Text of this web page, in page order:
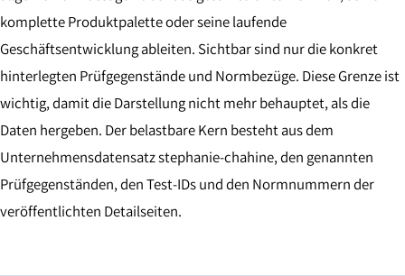
komplette Produktpalette oder seine laufende
Geschäftsentwicklung ableiten. Sichtbar sind nur die konkret
hinterlegten Prüfgegenstände und Normbezüge. Diese Grenze ist
wichtig, damit die Darstellung nicht mehr behauptet, als die
Daten hergeben. Der belastbare Kern besteht aus dem
Unternehmensdatensatz stephanie-chahine, den genannten
Prüfgegenständen, den Test-IDs und den Normnummern der
veröffentlichten Detailseiten.